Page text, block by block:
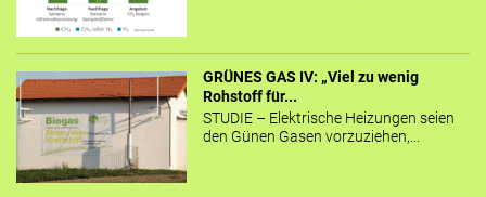
GRÜNES GAS IV: „Viel zu wenig
Rohstoff für...
STUDIE – Elektrische Heizungen seien
den Günen Gasen vorzuziehen,...